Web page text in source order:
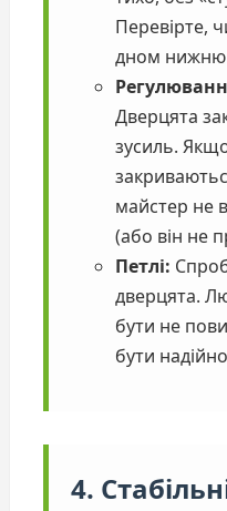
Перевірте,
дном нижню
Дверцята
зусиль.
майстер не
(або він не
Петлі:
дверцята.
бути не
бути
4.